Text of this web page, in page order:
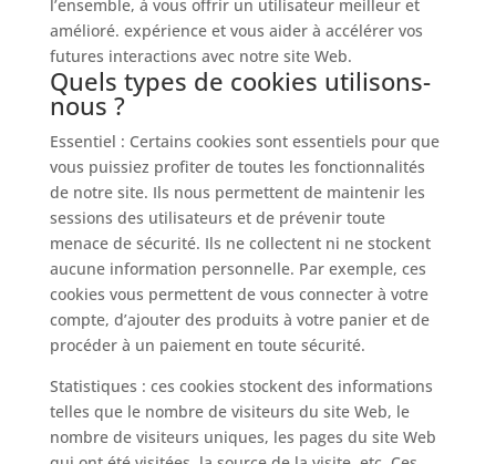
l’ensemble, à vous offrir un utilisateur meilleur et
amélioré. expérience et vous aider à accélérer vos
futures interactions avec notre site Web.
Quels types de cookies utilisons-
nous ?
Essentiel : Certains cookies sont essentiels pour que
vous puissiez profiter de toutes les fonctionnalités
de notre site. Ils nous permettent de maintenir les
sessions des utilisateurs et de prévenir toute
menace de sécurité. Ils ne collectent ni ne stockent
aucune information personnelle. Par exemple, ces
cookies vous permettent de vous connecter à votre
compte, d’ajouter des produits à votre panier et de
procéder à un paiement en toute sécurité.
Statistiques : ces cookies stockent des informations
telles que le nombre de visiteurs du site Web, le
nombre de visiteurs uniques, les pages du site Web